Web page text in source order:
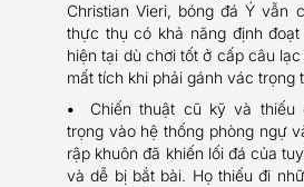
Christian Vieri, bóng đá Ý vẫn
thực thụ có khả năng định
hiện tại dù chơi tốt ở cấp câu
mất tích khi phải gánh vác trọng
Chiến thuật cũ kỹ và thiếu
trọng vào hệ thống phòng ngự
rập khuôn đã khiến lối đá của
và dễ bị bắt bài. Họ thiếu đi